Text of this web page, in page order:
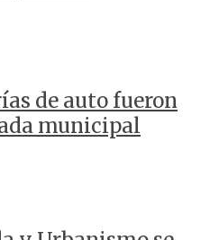
de auto fueron
municipal